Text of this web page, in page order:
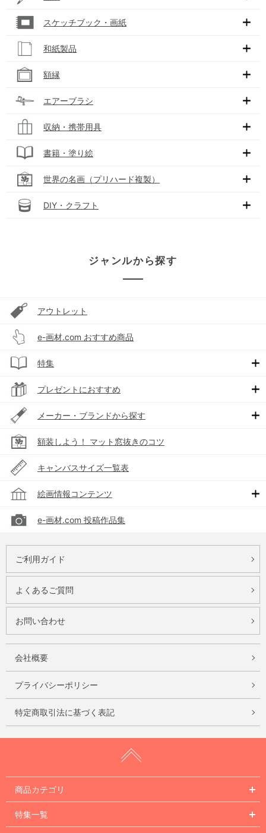
スケッチブック・画紙
和紙製品
額縁
エアーブラシ
収納・携帯用具
書籍・塗り絵
世界の名画（プリハード複製）
DIY・クラフト
ジャンルから探す
アウトレット
e-画材.com おすすめ商品
特集
プレゼントにおすすめ
メーカー・ブランドから探す
額装しよう！ マット窓抜きのコツ
キャンバスサイズ一覧表
絵画情報コンテンツ
e-画材.com 投稿作品集
ご利用ガイド
よくあるご質問
お問い合わせ
会社概要
プライバシーポリシー
特定商取引法に基づく表記
商品カテゴリ
特集一覧